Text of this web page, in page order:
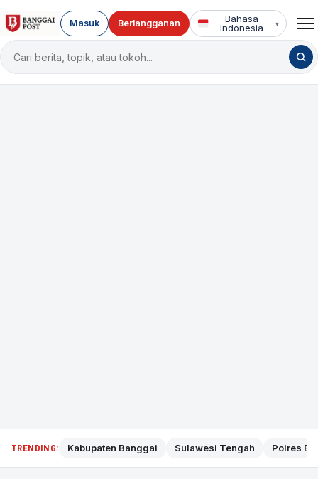
Cari
berita
Masuk Berlangganan
Bahasa
Indonesia
▾
TRENDING: Kabupaten Banggai Sulawesi Tengah Polres